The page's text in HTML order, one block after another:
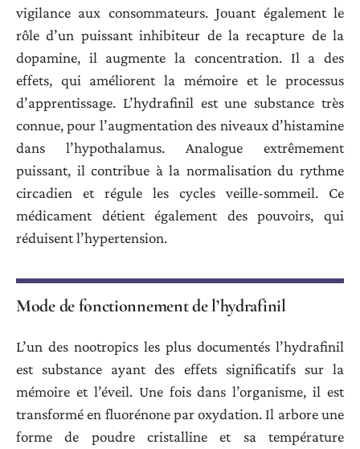
vigilance aux consommateurs. Jouant également le
rôle d’un puissant inhibiteur de la recapture de la
dopamine, il augmente la concentration. Il a des
effets, qui améliorent la mémoire et le processus
d’apprentissage. L’hydrafinil est une substance très
connue, pour l’augmentation des niveaux d’histamine
dans l’hypothalamus. Analogue extrêmement
puissant, il contribue à la normalisation du rythme
circadien et régule les cycles veille-sommeil. Ce
médicament détient également des pouvoirs, qui
réduisent l’hypertension.
Mode de fonctionnement de l’hydrafinil
L’un des nootropics les plus documentés l’hydrafinil
est substance ayant des effets significatifs sur la
mémoire et l’éveil. Une fois dans l’organisme, il est
transformé en fluorénone par oxydation. Il arbore une
forme de poudre cristalline et sa température